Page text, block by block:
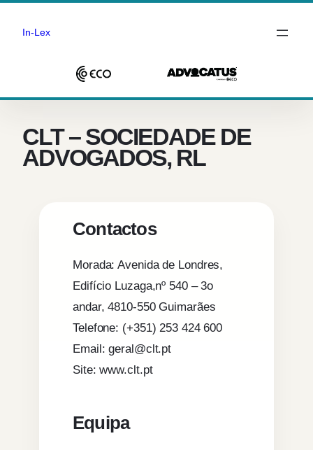
Saltar
conteúdo
In-Lex
CLT – SOCIEDADE DE
ADVOGADOS, RL
Contactos
Morada: Avenida de Londres,
Edifício Luzaga,nº 540 – 3o
andar, 4810-550 Guimarães
Telefone: (+351) 253 424 600
Email: geral@clt.pt
Site: www.clt.pt
Equipa